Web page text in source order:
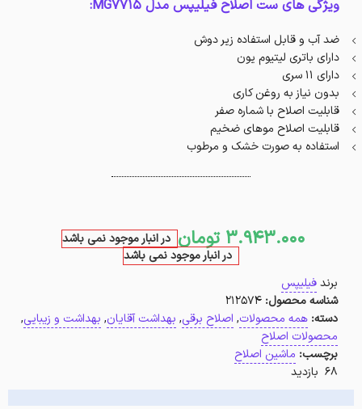
ویژگی های ست اصلاح فیلیپس مدل MG7715:
ضد آب و قابل استفاده زیر دوش
دارای باتری لیتیوم یون
دارای ۱۱ سری
بدون نیاز به روغن کاری
قابلیت اصلاح با شماره صفر
قابلیت اصلاح موهای ضخیم
استفاده به صورت خشک و مرطوب
3.943.000 تومان در انبار موجود نمی باشد
در انبار موجود نمی باشد
برندفیلیپس
شناسه محصول: 212574
دسته: همه محصولات, اصلاح برقی, بهداشت آقایان, بهداشت و زیبایی,
محصولات اصلاح
برچسب: ماشین اصلاح
68 بازدید